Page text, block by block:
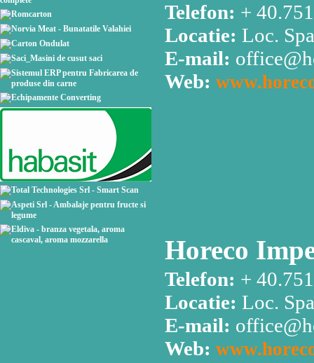
Telefon: +
Locatie: Loc.
E-mail:
Web:
Horeco
Telefon: +
Locatie: Loc.
E-mail:
Web: